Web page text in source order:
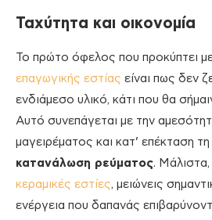
Ταχύτητα και οικονομία
Το πρώτο όφελος που προκύπτει
επαγωγικής εστίας είναι πως δεν
ενδιάμεσο υλικό, κάτι που θα
Αυτό συνεπάγεται με την
μαγειρέματος και κατ’ επέκταση τη
κατανάλωση ρεύματος. Μάλιστα,
κεραμικές εστίες, μειώνεις
ενέργεια που δαπανάς